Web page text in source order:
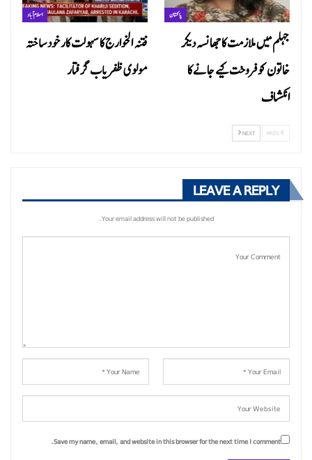
اسلام آباد
فتنہ الخوارج کا سہولت کار خود ساختہ
مولوی ظفریاب گرفتار
پاکستان
جہلم میں ملازمت کا جھانسہ دیکر
خاتون کو فروخت کیے جانے کا
انکشاف
NEXT
LEAVE A REPLY
Your email address will not be published.
Save my name, email, and website in this browser for the next time I comment.